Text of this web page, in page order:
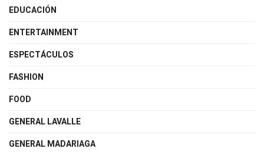
EDUCACIÓN
ENTERTAINMENT
ESPECTÁCULOS
FASHION
FOOD
GENERAL LAVALLE
GENERAL MADARIAGA